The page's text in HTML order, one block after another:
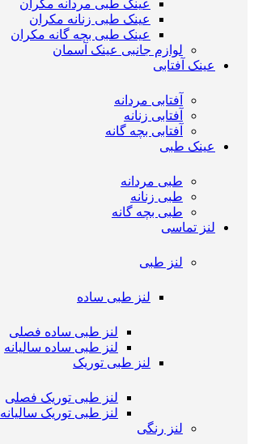
عینک طبی مردانه مکران
عینک طبی زنانه مکران
عینک طبی بچه گانه مکران
لوازم جانبی عینک آسمان
عینک آفتابی
آفتابی مردانه
آفتابی زنانه
آفتابی بچه گانه
عینک طبی
طبی مردانه
طبی زنانه
طبی بچه گانه
لنز تماسی
لنز طبی
لنز طبی ساده
لنز طبی ساده فصلی
لنز طبی ساده سالیانه
لنز طبی توریک
لنز طبی توریک فصلی
لنز طبی توریک سالیانه
لنز رنگی